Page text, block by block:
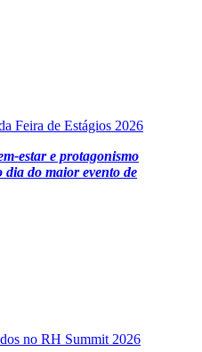
Feira de Estágios 2026
estar e protagonismo
dia do maior evento de
no RH Summit 2026